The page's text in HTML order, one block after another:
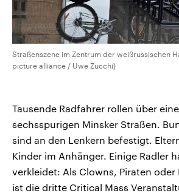
Straßenszene im Zentrum der weißrussischen
picture alliance / Uwe Zucchi)
Tausende Radfahrer rollen über
sechsspurigen Minsker Straßen.
sind an den Lenkern befestigt.
Kinder im Anhänger. Einige Radler
verkleidet: Als Clowns, Piraten oder
ist die dritte Critical Mass